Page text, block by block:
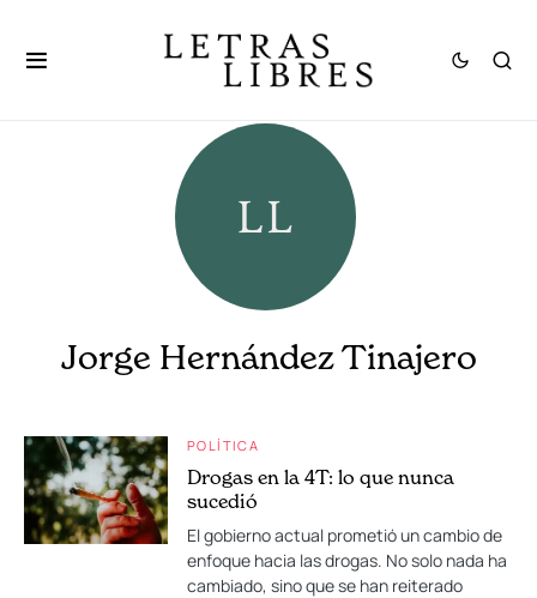
Jorge Hernández Tinajero
POLÍTICA
Drogas en la 4T: lo que nunca
sucedió
El gobierno actual prometió un cambio de
enfoque hacia las drogas. No solo nada ha
cambiado, sino que se han reiterado